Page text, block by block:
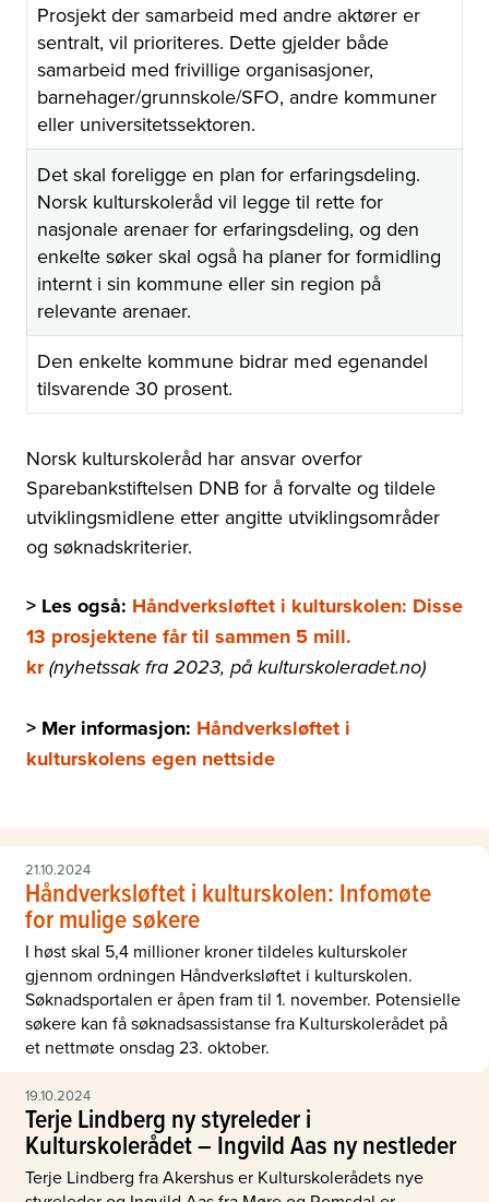
Prosjekt der samarbeid med andre aktører er
sentralt, vil prioriteres. Dette gjelder både
samarbeid med frivillige organisasjoner,
barnehager/grunnskole/SFO, andre kommuner
eller universitetssektoren.
Det skal foreligge en plan for erfaringsdeling.
Norsk kulturskoleråd vil legge til rette for
nasjonale arenaer for erfaringsdeling, og den
enkelte søker skal også ha planer for formidling
internt i sin kommune eller sin region på
relevante arenaer.
Den enkelte kommune bidrar med egenandel
tilsvarende 30 prosent.
Norsk kulturskoleråd har ansvar overfor
Sparebankstiftelsen DNB for å forvalte og tildele
utviklingsmidlene etter angitte utviklingsområder
og søknadskriterier.
> Les også: Håndverksløftet i kulturskolen: Disse
13 prosjektene får til sammen 5 mill.
kr (nyhetssak fra 2023, på kulturskoleradet.no)
> Mer informasjon: Håndverksløftet i
kulturskolens egen nettside
21.10.2024
Håndverksløftet i kulturskolen: Infomøte
for mulige søkere
I høst skal 5,4 millioner kroner tildeles kulturskoler
gjennom ordningen Håndverksløftet i kulturskolen.
Søknadsportalen er åpen fram til 1. november. Potensielle
søkere kan få søknadsassistanse fra Kulturskolerådet på
et nettmøte onsdag 23. oktober.
19.10.2024
Terje Lindberg ny styreleder i
Kulturskolerådet – Ingvild Aas ny nestleder
Terje Lindberg fra Akershus er Kulturskolerådets nye